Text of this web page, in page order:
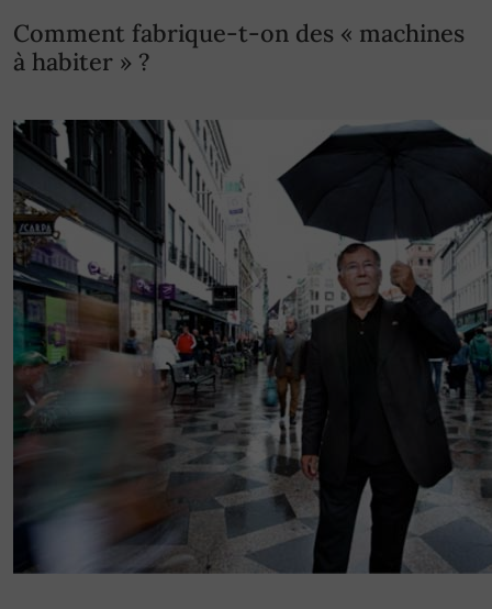
Comment fabrique-t-on des « machines
à habiter » ?